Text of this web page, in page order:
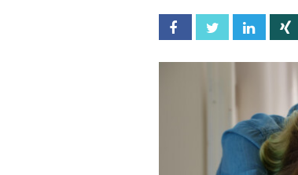
Facebook Twitter Linkedin